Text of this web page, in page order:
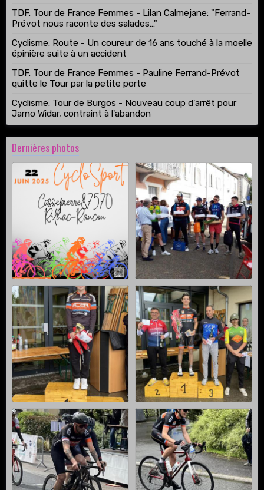
TDF. Tour de France Femmes - Lilan Calmejane: "Ferrand-
Prévot nous raconte des salades…"
Cyclisme. Route - Un coureur de 16 ans touché à la moelle
épinière suite à un accident
TDF. Tour de France Femmes - Pauline Ferrand-Prévot
quitte le Tour par la petite porte
Cyclisme. Tour de Burgos - Nouveau coup d'arrêt pour
Jarno Widar, contraint à l'abandon
Dernières photos